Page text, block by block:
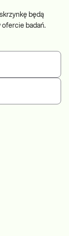
będą
badań.